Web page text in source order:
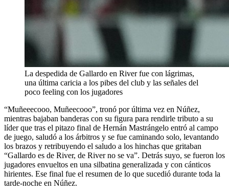
La despedida de Gallardo en River fue con lágrimas,
una última caricia a los pibes del club y las señales del
poco feeling con los jugadores
“Muñeeecooo, Muñeecooo”, tronó por última vez en Núñez,
mientras bajaban banderas con su figura para rendirle tributo a su
líder que tras el pitazo final de Hernán Mastrángelo entró al campo
de juego, saludó a los árbitros y se fue caminando solo, levantando
los brazos y retribuyendo el saludo a los hinchas que gritaban
“Gallardo es de River, de River no se va”. Detrás suyo, se fueron los
jugadores envueltos en una silbatina generalizada y con cánticos
hirientes. Ese final fue el resumen de lo que sucedió durante toda la
tarde-noche en Núñez.